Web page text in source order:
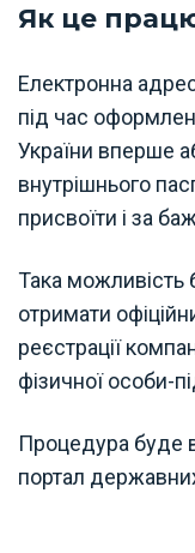
Як це
Електронна
під час
України вперше
внутрішнього
присвоїти і за
Така можливість
отримати
реєстрації
фізичної особи-
Процедура буде
портал